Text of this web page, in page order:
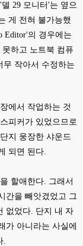
29 모니터'는 옆으
게 전혀 불가능했
Editor'의 경우에는
하고 노트북 컴퓨
무 작아서 수정하는
에서 작업하는 것
피커가 있었으므로
지 웅장한 샤운드
되면 된다.
할애한다. 그래서
간을 빼앗겼었고 그
없었다. 단지 내 자
가 아니라는 사실에
.